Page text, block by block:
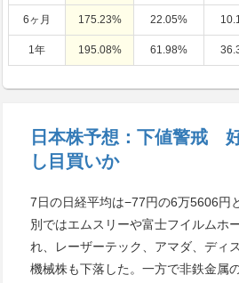
6ヶ月 175.23% 22.05%
1年 195.08% 61.98%
日本株予想：下値警戒
し目買いか
7日の日経平均は−77円の6万5606円
別ではエムスリーや富士フイルムホ
れ、レーザーテック、アマダ、ディ
機械株も下落した。一方で非鉄金属